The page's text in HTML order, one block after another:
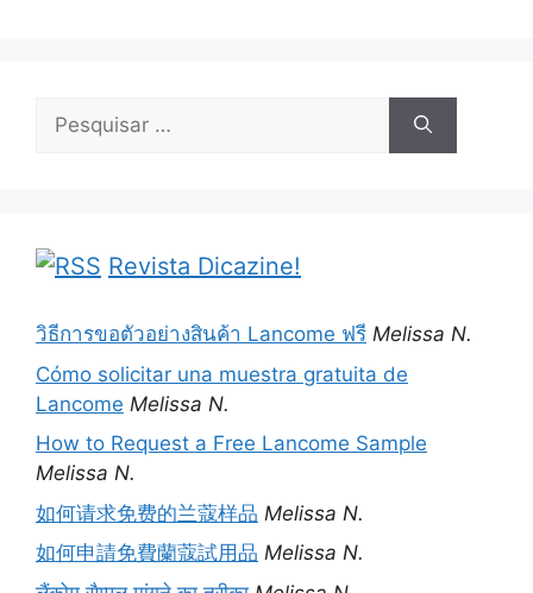
Pesquisar
Revista Dicazine!
วิธีการขอตัวอย่างสินค้า Lancome ฟรี Melissa N.
Cómo solicitar una muestra gratuita de
Lancome Melissa N.
How to Request a Free Lancome Sample
Melissa N.
如何请求免费的兰蔻样品 Melissa N.
如何申請免費蘭蔻試用品 Melissa N.